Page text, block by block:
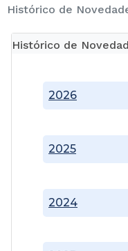
Histórico de
Histórico de
2024
2025
2026